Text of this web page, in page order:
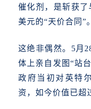
催化剂，是斩获了
美元的“天价合同”。
这绝非偶然。 5月
体上亲自发图“站
政府当初对英特
资，如今价值已超